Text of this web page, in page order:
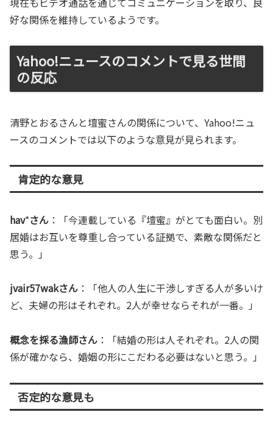
好な関係を維持しているようです。
Yahoo!ニュースのコメントで見る世間
の反応
清野とおるさんと壇蜜さんの関係について、Yahoo!ニュ
ースのコメントでは以下のような意見が見られます。
肯定的な意見
hav*さん ：「今連載している『壇蜜』がとても面白い。別
居婚はお互いを尊重し合っている証拠で、素敵な関係だと
思う。」
jvair57wakさん ：「他人の人生に干渉しすぎる人が多いけ
ど、夫婦の形はそれぞれ。2人が幸せならそれが一番。」
概念を採る漁師さん ：「結婚の形は人それぞれ。2人の関
係が確かなら、婚姻の形にこだわる必要はないと思う。」
否定的な意見も